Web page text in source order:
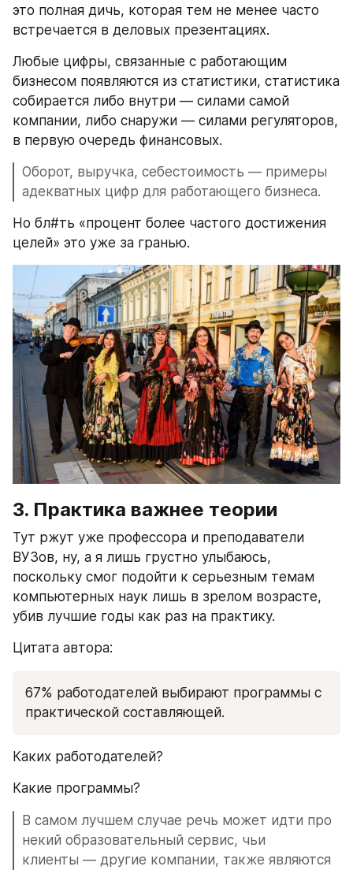
это полная дичь, которая тем не менее часто
встречается в деловых презентациях.
Любые цифры, связанные с работающим
бизнесом появляются из статистики, статистика
собирается либо внутри — силами самой
компании, либо снаружи — силами регуляторов,
в первую очередь финансовых.
Оборот, выручка, себестоимость — примеры
адекватных цифр для работающего бизнеса.
Но бл#ть «процент более частого достижения
целей» это уже за гранью.
3. Практика важнее теории
Тут ржут уже профессора и преподаватели
ВУЗов, ну, а я лишь грустно улыбаюсь,
поскольку смог подойти к серьезным темам
компьютерных наук лишь в зрелом возрасте,
убив лучшие годы как раз на практику.
Цитата автора:
67% работодателей выбирают программы с
практической составляющей.
Каких работодателей?
Какие программы?
В самом лучшем случае речь может идти про
некий образовательный сервис, чьи
клиенты — другие компании, также являются